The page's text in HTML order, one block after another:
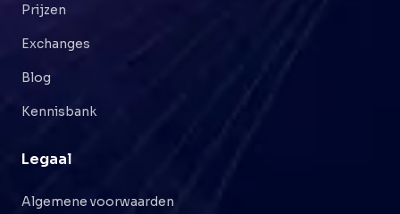
Prijzen
Exchanges
Blog
Kennisbank
Legaal
Algemene voorwaarden